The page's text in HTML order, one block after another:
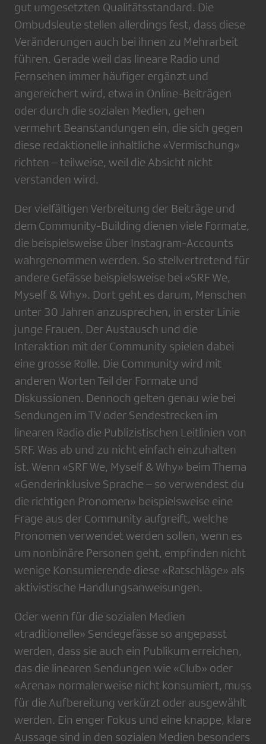
gut umgesetzten Qualitätsstandard. Die
Ombudsleute stellen allerdings fest, dass diese
Veränderungen auch bei ihnen zu Mehrarbeit
führen. Gerade weil das lineare Radio und
Fernsehen immer häufiger ergänzt und
angereichert wird, etwa in Online-Beiträgen
oder durch die sozialen Medien, gehen
vermehrt Beanstandungen ein, die sich gegen
diese redaktionelle inhaltliche «Vermischung»
richten – teilweise, weil die Absicht nicht
verstanden wird.
Der vielfältigen Verbreitung der Beiträge und
dem Community-Building dienen viele Formate,
die beispielsweise über Instagram-Accounts
wahrgenommen werden. So stellvertretend für
andere Gefässe beispielsweise bei «SRF We,
Myself & Why». Dort geht es darum, Menschen
unter 30 Jahren anzusprechen, in erster Linie
junge Frauen. Der Austausch und die
Interaktion mit der Community spielen dabei
eine grosse Rolle. Die Community wird mit
anderen Worten Teil der Formate und
Diskussionen. Dennoch gelten genau wie bei
Sendungen im TV oder Sendestrecken im
linearen Radio die Publizistischen Leitlinien von
SRF. Was ab und zu nicht einfach einzuhalten
ist. Wenn «SRF We, Myself & Why» beim Thema
«Genderinklusive Sprache – so verwendest du
die richtigen Pronomen» beispielsweise eine
Frage aus der Community aufgreift, welche
Pronomen verwendet werden sollen, wenn es
um nonbinäre Personen geht, empfinden nicht
wenige Konsumierende diese «Ratschläge» als
aktivistische Handlungsanweisungen.
Oder wenn für die sozialen Medien
«traditionelle» Sendegefässe so angepasst
werden, dass sie auch ein Publikum erreichen,
das die linearen Sendungen wie «Club» oder
«Arena» normalerweise nicht konsumiert, muss
für die Aufbereitung verkürzt oder ausgewählt
werden. Ein enger Fokus und eine knappe, klare
Aussage sind in den sozialen Medien besonders